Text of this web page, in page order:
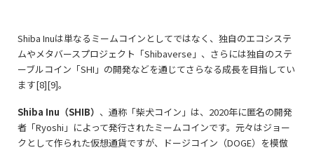
Shiba Inuは単なるミームコインとしてではなく、独自のエコシステ
ムやメタバースプロジェクト「Shibaverse」、さらには独自のステ
ーブルコイン「SHI」の開発などを通じてさらなる成長を目指してい
ます[8][9]。
Shiba Inu（SHIB） 、通称「柴犬コイン」は、2020年に匿名の開発
者「Ryoshi」によって発行されたミームコインです。元々はジョー
クとして作られた仮想通貨ですが、ドージコイン（DOGE）を模倣